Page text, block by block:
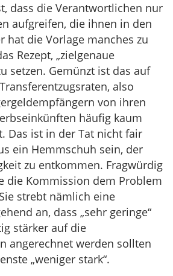
dass die Verantwortlichen nur
aufgreifen, die ihnen in den
hat die Vorlage manches zu
Rezept, „zielgenaue
setzen. Gemünzt ist das auf
also
von ihren
häufig kaum
Das ist in der Tat nicht fair
ein Hemmschuh sein, der
zu entkommen. Fragwürdig
die Kommission dem Problem
strebt nämlich eine
an, dass „sehr geringe“
stärker auf die
angerechnet werden sollten
„weniger stark“.